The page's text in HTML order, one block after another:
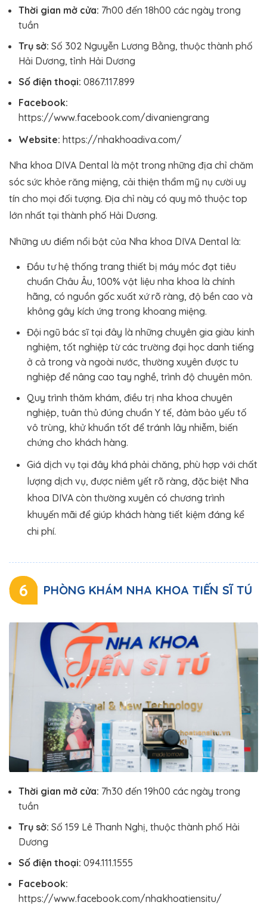
Thời gian mở cửa: 7h00 đến 18h00 các ngày trong
tuần
Trụ sở: Số 302 Nguyễn Lương Bằng, thuộc thành phố
Hải Dương, tỉnh Hải Dương
Số điện thoại: 0867.117.899
Facebook:
https://www.facebook.com/divaniengrang
Website: https://nhakhoadiva.com/
Nha khoa DIVA Dental là một trong những địa chỉ chăm
sóc sức khỏe răng miệng, cải thiện thẩm mỹ nụ cười uy
tín cho mọi đối tượng. Địa chỉ này có quy mô thuộc top
lớn nhất tại thành phố Hải Dương.
Những ưu điểm nổi bật của Nha khoa DIVA Dental là:
Đầu tư hệ thống trang thiết bị máy móc đạt tiêu
chuẩn Châu Âu, 100% vật liệu nha khoa là chính
hãng, có nguồn gốc xuất xứ rõ ràng, độ bền cao và
không gây kích ứng trong khoang miệng.
Đội ngũ bác sĩ tại đây là những chuyên gia giàu kinh
nghiệm, tốt nghiệp từ các trường đại học danh tiếng
ở cả trong và ngoài nước, thường xuyên được tu
nghiệp để nâng cao tay nghề, trình độ chuyên môn.
Quy trình thăm khám, điều trị nha khoa chuyên
nghiệp, tuân thủ đúng chuẩn Y tế, đảm bảo yếu tố
vô trùng, khử khuẩn tốt để tránh lây nhiễm, biến
chứng cho khách hàng.
Giá dịch vụ tại đây khá phải chăng, phù hợp với chất
lượng dịch vụ, được niêm yết rõ ràng, đặc biệt Nha
khoa DIVA còn thường xuyên có chương trình
khuyến mãi để giúp khách hàng tiết kiệm đáng kể
chi phí.
6 PHÒNG KHÁM NHA KHOA TIẾN SĨ TÚ
Thời gian mở cửa: 7h30 đến 19h00 các ngày trong
tuần
Trụ sở: Số 159 Lê Thanh Nghị, thuộc thành phố Hải
Dương
Số điện thoại: 094.111.1555
Facebook:
https://www.facebook.com/nhakhoatiensitu/